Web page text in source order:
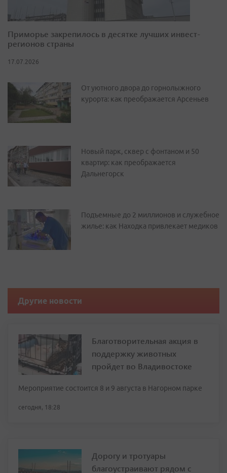
Приморье закрепилось в десятке лучших инвест-
регионов страны
17.07.2026
От уютного двора до горнолыжного
курорта: как преображается Арсеньев
Новый парк, сквер с фонтаном и 50
квартир: как преображается
Дальнегорск
Подъемные до 2 миллионов и служебное
жилье: как Находка привлекает медиков
Другие новости
Благотворительная акция в
поддержку животных
пройдет во Владивостоке
Мероприятие состоится 8 и 9 августа в Нагорном парке
сегодня, 18:28
Дорогу и тротуары
благоустраивают рядом с